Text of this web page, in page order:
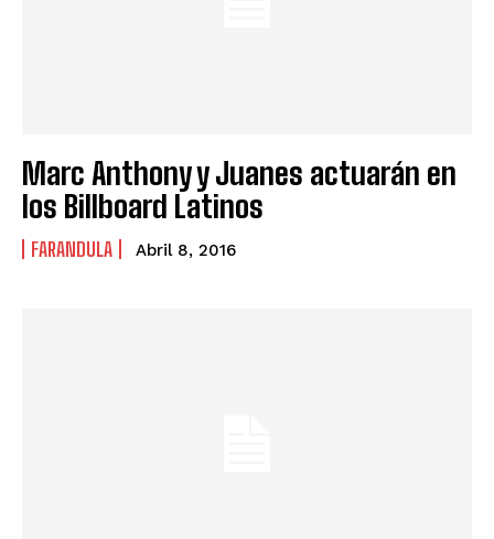
Marc Anthony y Juanes actuarán en
los Billboard Latinos
FARANDULA Abril 8, 2016